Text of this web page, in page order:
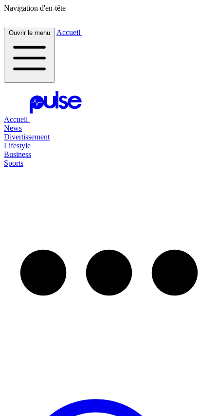
Navigation d'en-tête
Ouvrir le menu Accueil
Accueil
News
Divertissement
Lifestyle
Business
Sports